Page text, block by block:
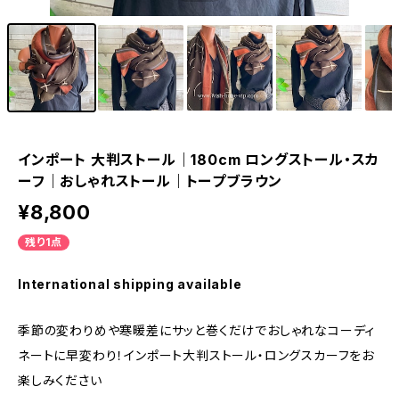
インポート 大判ストール｜180cm ロングストール・スカ
ーフ｜おしゃれストール｜トープブラウン
¥8,800
残り1点
International shipping available
季節の変わりめや寒暖差にサッと巻くだけでおしゃれなコーディ
ネートに早変わり！インポート大判ストール・ロングスカーフをお
楽しみください